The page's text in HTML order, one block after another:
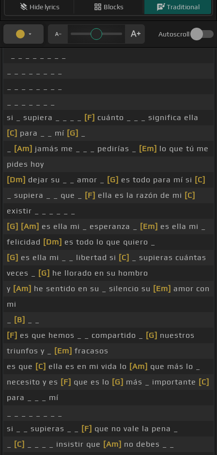
Hide lyrics Blocks Traditional
Autoscroll
si _ supiera _ _ _ _
[F] cuánto _ _ _ significa ella
[C] para _ _ mí [G]
[Am] jamás me _ _ _ pedirías _ [Em] lo que tú me
pides hoy
[Dm] dejar su _ _ amor _ [G] es todo para mí si [C]
_ supiera _ _ que _
[F] ella es la razón de mi [C]
existir _ _ _ _ _ _
[G] [Am] es ella mi _ esperanza _ [Em] es ella mi _
felicidad [Dm] es todo lo que quiero _
[G] es ella mi _ _ libertad si [C]
_ supieras cuántas
veces _
[G] he llorado en su hombro
y [Am] he sentido en su _ silencio su [Em] amor con
mi
[B]
[F] es que hemos _ _ compartido _ [G] nuestros
triunfos y _
[Em] fracasos
es que [C] ella es en mi vida lo [Am] que más lo _
necesito y es [F] que es lo [G] más _ importante [C]
para _ _ _ mí
si _ _ supieras _ _
[F] que no vale la pena _
[C] _ _ _ _ insistir que [Am] no debes _ _